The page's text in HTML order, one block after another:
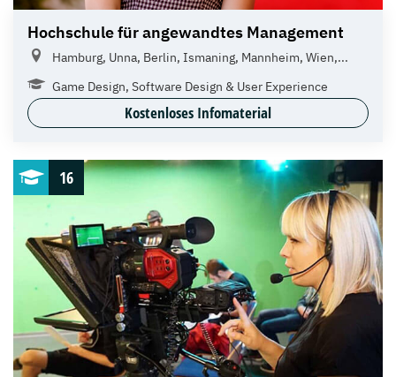
Hochschule für angewandtes Management
Hamburg, Unna, Berlin, Ismaning, Mannheim, Wien,...
Game Design, Software Design & User Experience
Kostenloses Infomaterial
16